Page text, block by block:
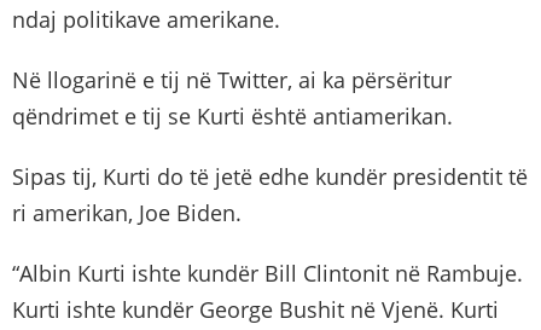
ndaj politikave amerikane.
Në llogarinë e tij në Twitter, ai ka përsëritur
qëndrimet e tij se Kurti është antiamerikan.
Sipas tij, Kurti do të jetë edhe kundër presidentit të
ri amerikan, Joe Biden.
“Albin Kurti ishte kundër Bill Clintonit në Rambuje.
Kurti ishte kundër George Bushit në Vjenë. Kurti